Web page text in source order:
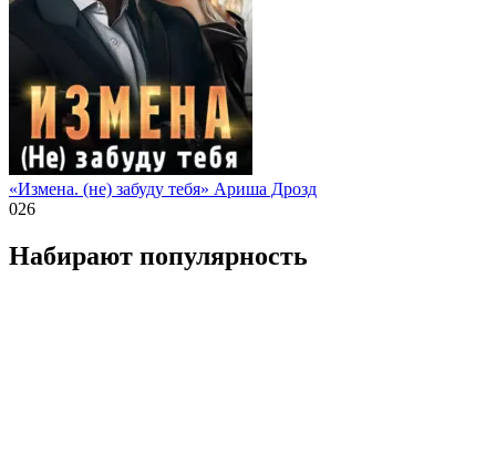
«Измена. (не) забуду тебя» Ариша Дрозд
026
Набирают популярность